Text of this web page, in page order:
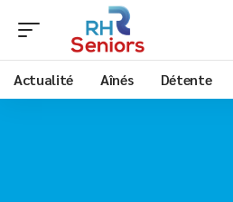
Actualité Aînés Détente